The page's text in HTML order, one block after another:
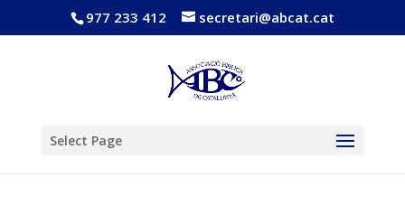
977 233 412 secretari@abcat.cat
Select Page